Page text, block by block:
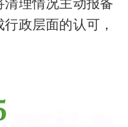
理情况主动报备
政层面的认可，